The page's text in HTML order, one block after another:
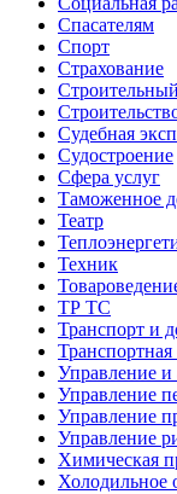
Спасателям
Спорт
Страхование
Судебная
Судостроение
Сфера услуг
Таможенное
Театр
Техник
ТР ТС
Транспорт и
Транспортная
Управление
Управление
Управление
Управление
Химическая
Холодильное